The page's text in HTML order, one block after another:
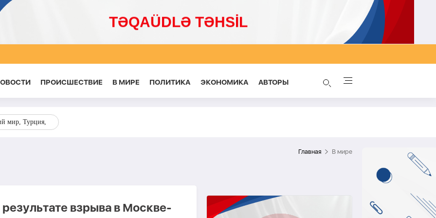
ПРОИСШЕСТВИЕ В МИРЕ ПОЛИТИКА ЭКОНОМИКА AВТОРЫ
мир, Турция,
Главная В мире
взрыва в Москве-